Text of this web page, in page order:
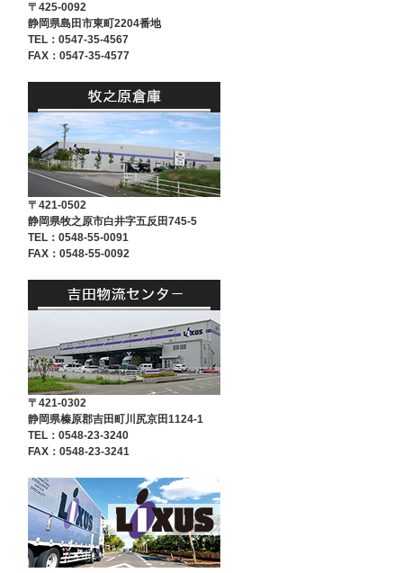
〒425-0092
静岡県島田市東町2204番地
TEL：0547-35-4567
FAX：0547-35-4577
〒421-0502
静岡県牧之原市白井字五反田745-5
TEL：0548-55-0091
FAX：0548-55-0092
〒421-0302
静岡県榛原郡吉田町川尻京田1124-1
TEL：0548-23-3240
FAX：0548-23-3241